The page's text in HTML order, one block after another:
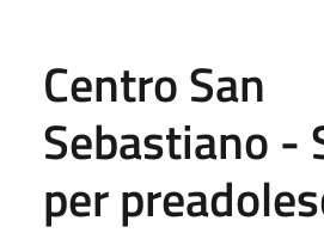
Centro San
Sebastiano -
per